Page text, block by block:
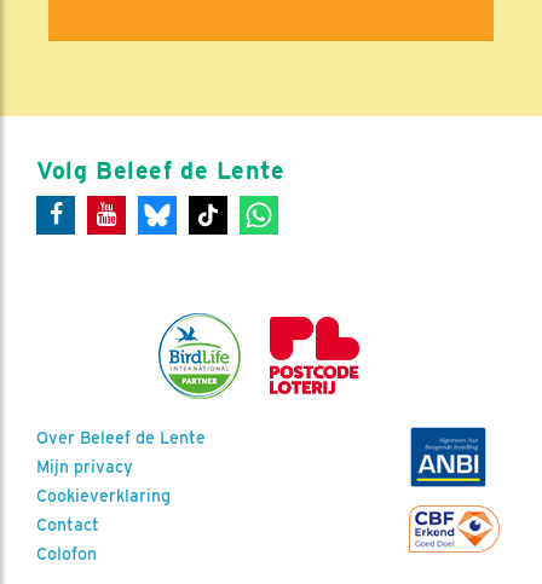
Volg Beleef de Lente
Over Beleef de Lente
Mijn privacy
Cookieverklaring
Contact
Colofon